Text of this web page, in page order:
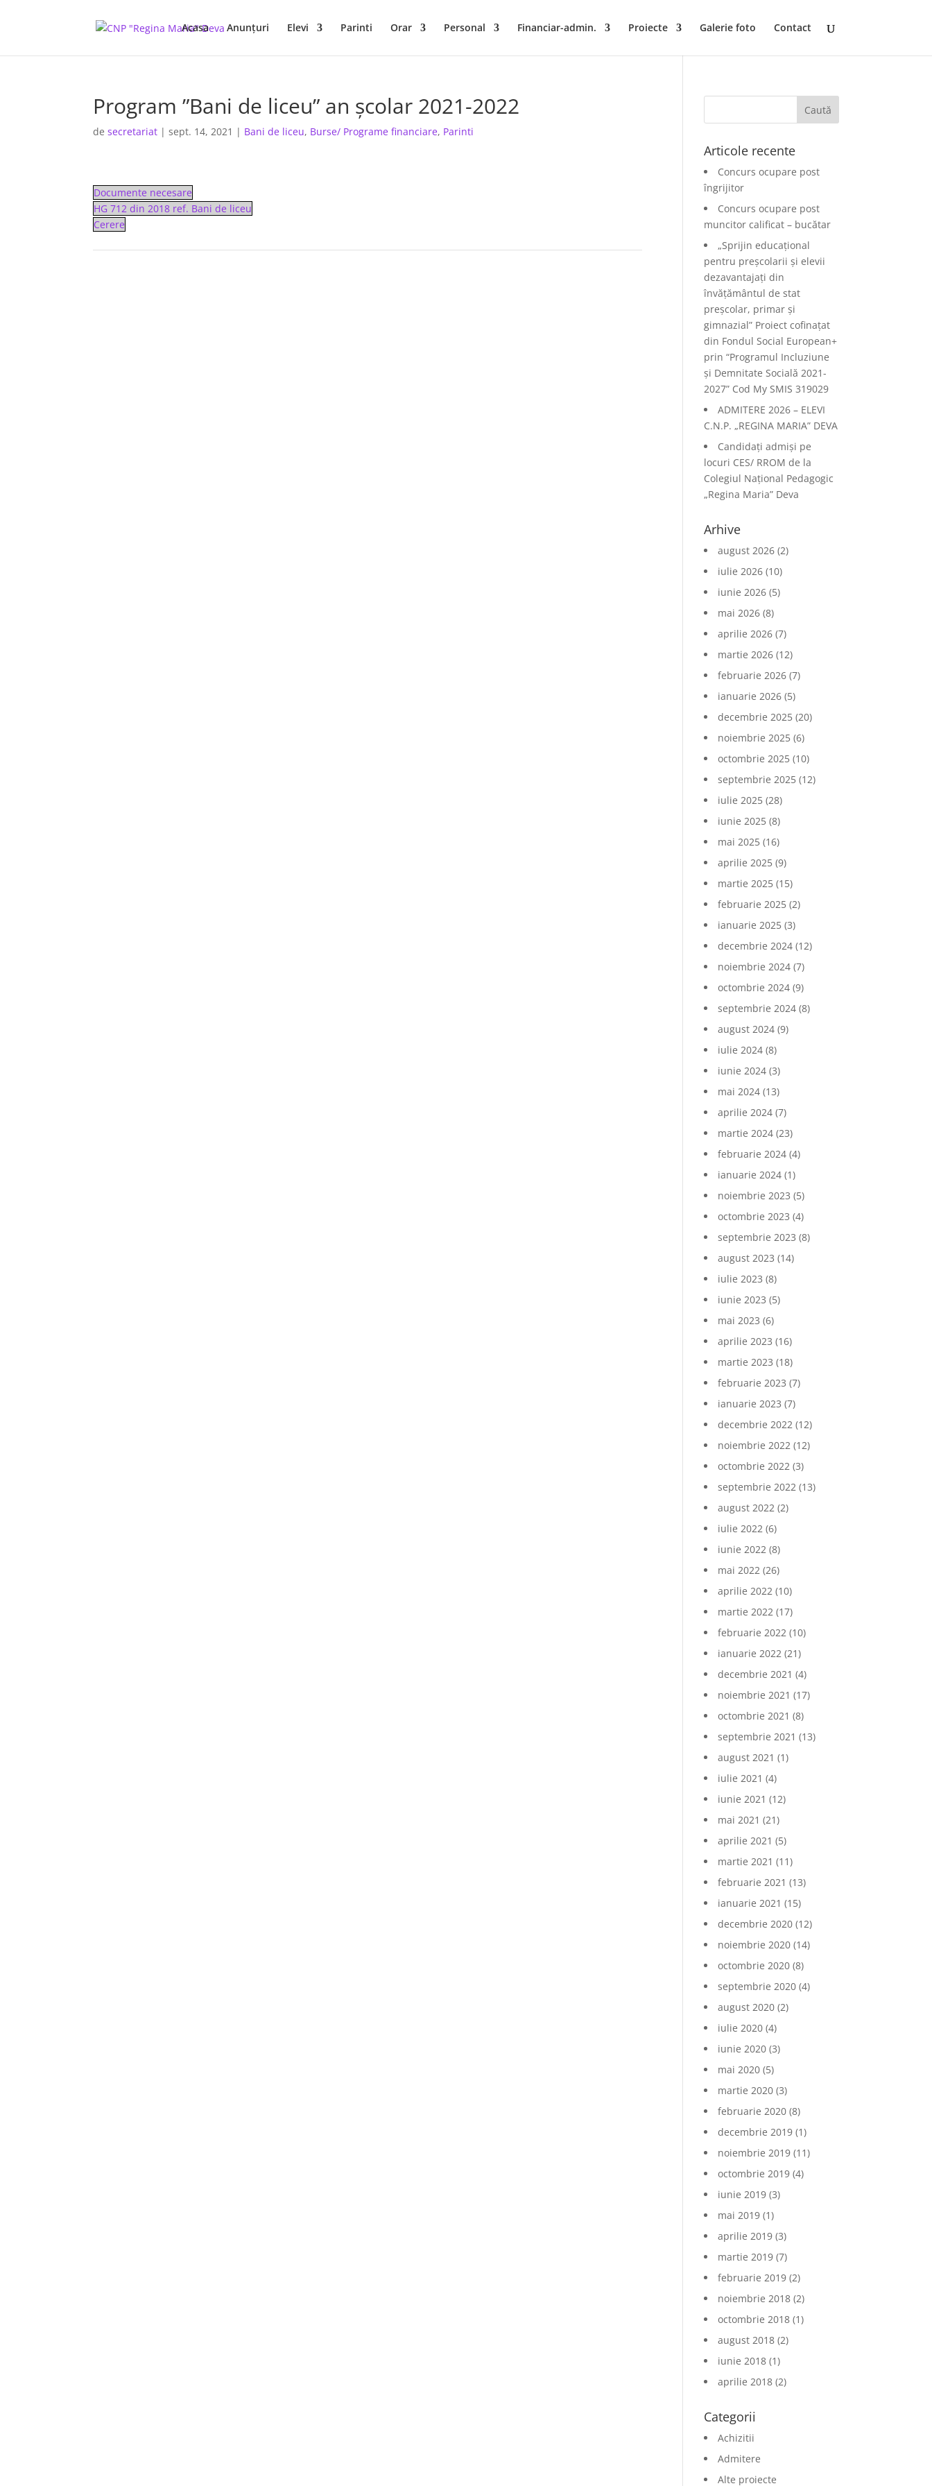
Acasa Anunţuri Elevi Parinti Orar Personal Financiar-admin. Proiecte Galerie foto Contact
Program ”Bani de liceu” an școlar 2021-2022
desecretariat |sept. 14, 2021 | Bani de liceu, Burse/ Programe financiare, Parinti
Documente necesare
HG 712 din 2018 ref. Bani de liceu
Cerere
Articole recente
Concurs ocupare post
îngrijitor
Concurs ocupare post
muncitor calificat – bucătar
„Sprijin educațional
pentru preșcolarii și elevii
dezavantajați din
învățământul de stat
preșcolar, primar și
gimnazial” Proiect cofinațat
din Fondul Social European+
prin “Programul Incluziune
și Demnitate Socială 2021-
2027” Cod My SMIS 319029
ADMITERE 2026 – ELEVI
C.N.P. „REGINA MARIA” DEVA
Candidați admiși pe
locuri CES/ RROM de la
Colegiul Național Pedagogic
„Regina Maria” Deva
Arhive
august 2026 (2)
iulie 2026 (10)
iunie 2026 (5)
mai 2026 (8)
aprilie 2026 (7)
martie 2026 (12)
februarie 2026 (7)
ianuarie 2026 (5)
decembrie 2025 (20)
noiembrie 2025 (6)
octombrie 2025 (10)
septembrie 2025 (12)
iulie 2025 (28)
iunie 2025 (8)
mai 2025 (16)
aprilie 2025 (9)
martie 2025 (15)
februarie 2025 (2)
ianuarie 2025 (3)
decembrie 2024 (12)
noiembrie 2024 (7)
octombrie 2024 (9)
septembrie 2024 (8)
august 2024 (9)
iulie 2024 (8)
iunie 2024 (3)
mai 2024 (13)
aprilie 2024 (7)
martie 2024 (23)
februarie 2024 (4)
ianuarie 2024 (1)
noiembrie 2023 (5)
octombrie 2023 (4)
septembrie 2023 (8)
august 2023 (14)
iulie 2023 (8)
iunie 2023 (5)
mai 2023 (6)
aprilie 2023 (16)
martie 2023 (18)
februarie 2023 (7)
ianuarie 2023 (7)
decembrie 2022 (12)
noiembrie 2022 (12)
octombrie 2022 (3)
septembrie 2022 (13)
august 2022 (2)
iulie 2022 (6)
iunie 2022 (8)
mai 2022 (26)
aprilie 2022 (10)
martie 2022 (17)
februarie 2022 (10)
ianuarie 2022 (21)
decembrie 2021 (4)
noiembrie 2021 (17)
octombrie 2021 (8)
septembrie 2021 (13)
august 2021 (1)
iulie 2021 (4)
iunie 2021 (12)
mai 2021 (21)
aprilie 2021 (5)
martie 2021 (11)
februarie 2021 (13)
ianuarie 2021 (15)
decembrie 2020 (12)
noiembrie 2020 (14)
octombrie 2020 (8)
septembrie 2020 (4)
august 2020 (2)
iulie 2020 (4)
iunie 2020 (3)
mai 2020 (5)
martie 2020 (3)
februarie 2020 (8)
decembrie 2019 (1)
noiembrie 2019 (11)
octombrie 2019 (4)
iunie 2019 (3)
mai 2019 (1)
aprilie 2019 (3)
martie 2019 (7)
februarie 2019 (2)
noiembrie 2018 (2)
octombrie 2018 (1)
august 2018 (2)
iunie 2018 (1)
aprilie 2018 (2)
Categorii
Achizitii
Admitere
Alte proiecte